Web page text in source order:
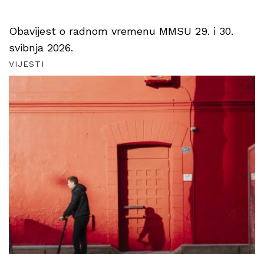
Obavijest o radnom vremenu MMSU 29. i 30.
svibnja 2026.
VIJESTI